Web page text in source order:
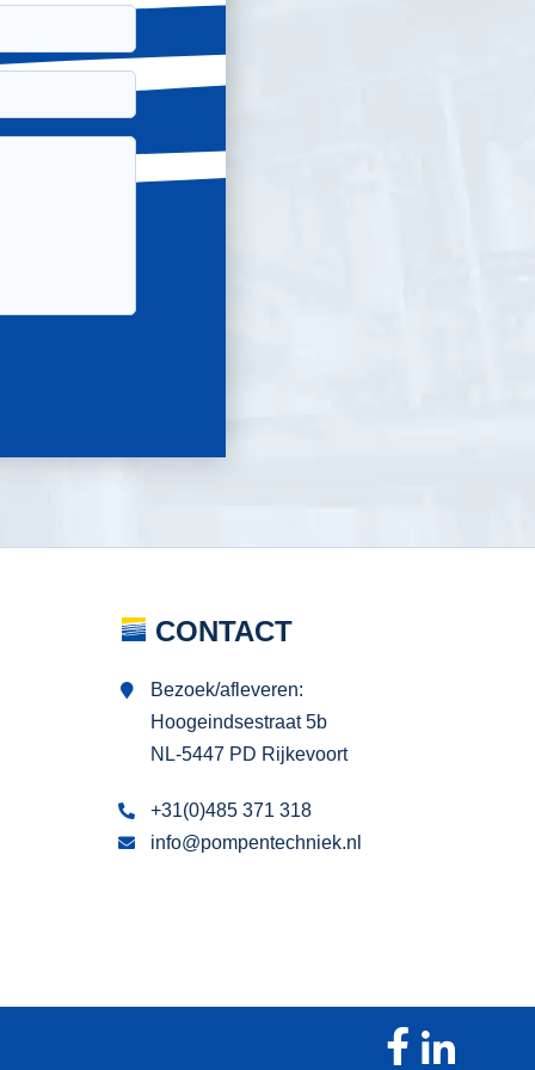
CONTACT
Bezoek/afleveren:
Hoogeindsestraat 5b
NL-5447 PD Rijkevoort
+31(0)485 371 318
info@pompentechniek.nl